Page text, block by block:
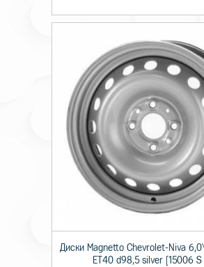
Диски Magnetto Chevrolet-Niva
ET40 d98,5 silver [15006 S